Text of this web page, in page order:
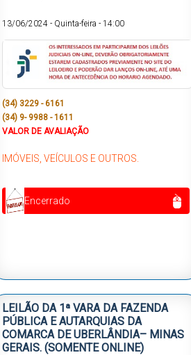
13/06/2024 - Quinta-feira - 14:00
(34) 3229 - 6161
(34) 9- 9988 - 1611
VALOR DE AVALIAÇÃO
IMÓVEIS, VEÍCULOS E OUTROS.
Encerrado
LEILÃO DA 1ª VARA DA FAZENDA
PÚBLICA E AUTARQUIAS DA
COMARCA DE UBERLÂNDIA– MINAS
GERAIS. (SOMENTE ONLINE)